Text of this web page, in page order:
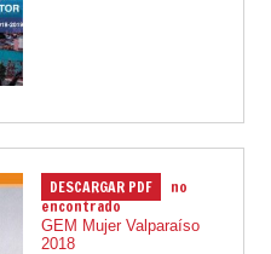
17.12.2021
DESCARGAR PDF
no
encontrado
GEM Mujer Valparaíso
2018